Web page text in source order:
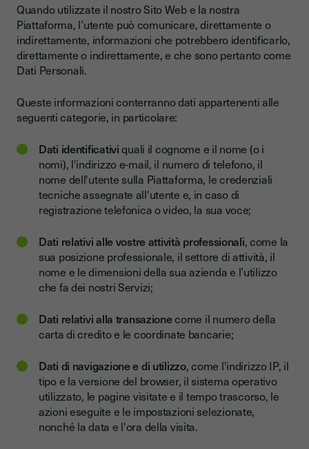
Quando utilizzate il nostro Sito Web e la nostra
Piattaforma, l’utente può comunicare, direttamente o
indirettamente, informazioni che potrebbero identificarlo,
direttamente o indirettamente, e che sono pertanto come
Dati Personali.
Queste informazioni conterranno dati appartenenti alle
seguenti categorie, in particolare:
Dati identificativiquali il cognome e il nome (o i
nomi), l'indirizzo e-mail, il numero di telefono, il
nome dell'utente sulla Piattaforma, le credenziali
tecniche assegnate all'utente e, in caso di
registrazione telefonica o video, la sua voce;
Dati relativi alle vostre attività professionali, come la
sua posizione professionale, il settore di attività, il
nome e le dimensioni della sua azienda e l’utilizzo
che fa dei nostri Servizi;
Dati relativi alla transazionecome il numero della
carta di credito e le coordinate bancarie;
Dati di navigazione e di utilizzo, come l'indirizzo IP, il
tipo e la versione del browser, il sistema operativo
utilizzato, le pagine visitate e il tempo trascorso, le
azioni eseguite e le impostazioni selezionate,
nonché la data e l'ora della visita.